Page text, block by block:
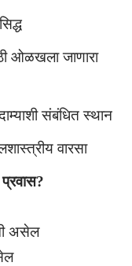
ओळखला जाणारा
संबंधित स्थान
वारसा
असेल